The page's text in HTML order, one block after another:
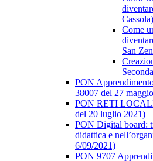
Cassola)
Come
San
PON
38007 del 27
PON RETI
del 20 luglio 2021)
PON Digital board:
didattica e
6/09/2021)
PON 9707